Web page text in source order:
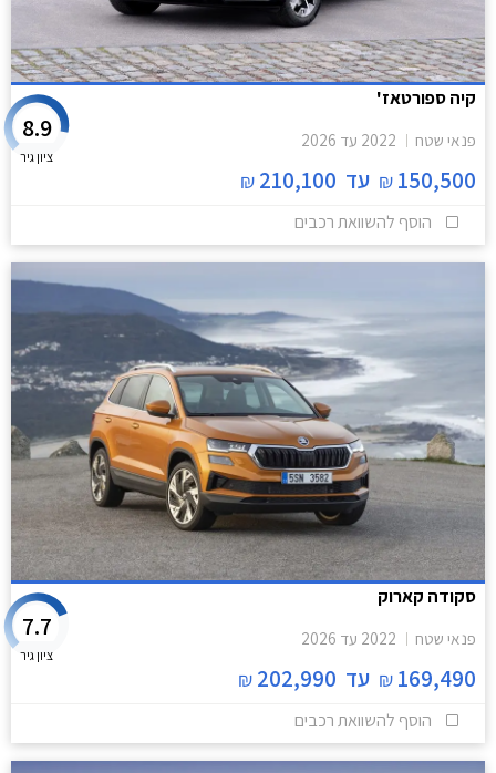
קיה ספורטאז'
פנאי שטח 2022 עד 2026
150,500
₪ עד 210,100
₪
8.9
ציון גיר
הוסף להשוואת רכבים
סקודה קארוק
פנאי שטח 2022 עד 2026
169,490
₪ עד 202,990
₪
7.7
ציון גיר
הוסף להשוואת רכבים